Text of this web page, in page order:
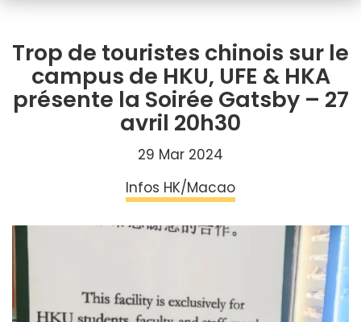
Trop de touristes chinois sur le
campus de HKU, UFE & HKA
présente la Soirée Gatsby – 27
avril 20h30
29 Mar 2024
Infos HK/Macao